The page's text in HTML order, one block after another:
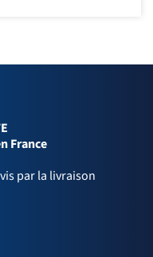
France
par la livraison